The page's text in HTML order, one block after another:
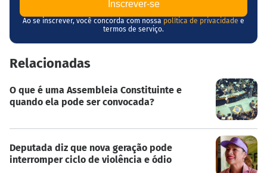
Ao se inscrever, você concorda com nossa política de privacidade e
termos de serviço.
Relacionadas
O que é uma Assembleia Constituinte e
quando ela pode ser convocada?
Deputada diz que nova geração pode
interromper ciclo de violência e ódio